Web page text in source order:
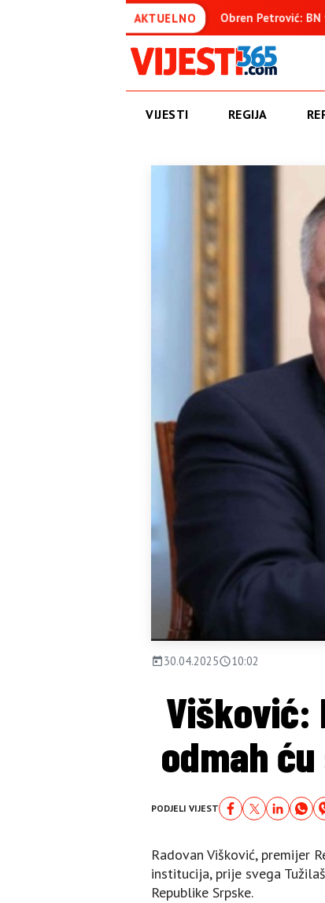
AKTUELNO
Obren Petrović: BN televizija ne informiše
VIJESTI REGIJA
30.04.2025 10:02
Višković:
odmah
PODJELI VIJEST
Radovan Višković, premijer
institucija, prije svega
Republike Srpske.